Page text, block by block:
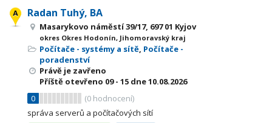
Radan Tuhý, BA
Masarykovo náměstí 39/17, 697 01 Kyjov
okres Okres Hodonín, Jihomoravský kraj
Počítače - systémy a sítě, Počítače -
poradenství
Právě je zavřeno
Příště otevřeno 09 - 15 dne 10.08.2026
0
(0 hodnocení)
správa serverů a počítačových sítí